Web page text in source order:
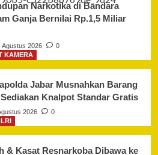
Narkotika di Bandara
Ganja Bernilai Rp.1,5 Miliar
Agustus 2026
0
KAMERA
Jabar Musnahkan Barang
Knalpot Standar Gratis
2026
0
& Kasat Resnarkoba Dibawa ke